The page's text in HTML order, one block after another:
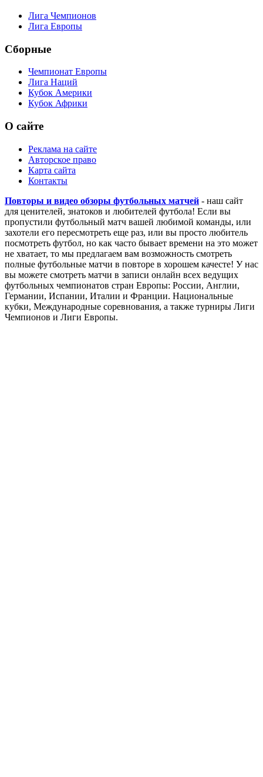
Лига Чемпионов
Лига Европы
Сборные
Чемпионат Европы
Лига Наций
Кубок Америки
Кубок Африки
О сайте
Реклама на сайте
Авторское право
Карта сайта
Контакты
Повторы и видео обзоры футбольных матчей - наш сайт
для ценителей, знатоков и любителей футбола! Если вы
пропустили футбольный матч вашей любимой команды, или
захотели его пересмотреть еще раз, или вы просто любитель
посмотреть футбол, но как часто бывает времени на это может
не хватает, то мы предлагаем вам возможность смотреть
полные футбольные матчи в повторе в хорошем качесте! У нас
вы можете смотреть матчи в записи онлайн всех ведущих
футбольных чемпионатов стран Европы: России, Англии,
Германии, Испании, Италии и Франции. Национальные
кубки, Международные соревнования, а также турниры Лиги
Чемпионов и Лиги Европы.